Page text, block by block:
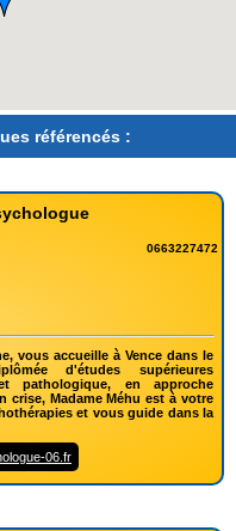
référencés :
0663227472
vous accueille à Vence dans le
d'études supérieures
pathologique, en approche
crise, Madame Méhu est à votre
et vous guide dans la
06.fr